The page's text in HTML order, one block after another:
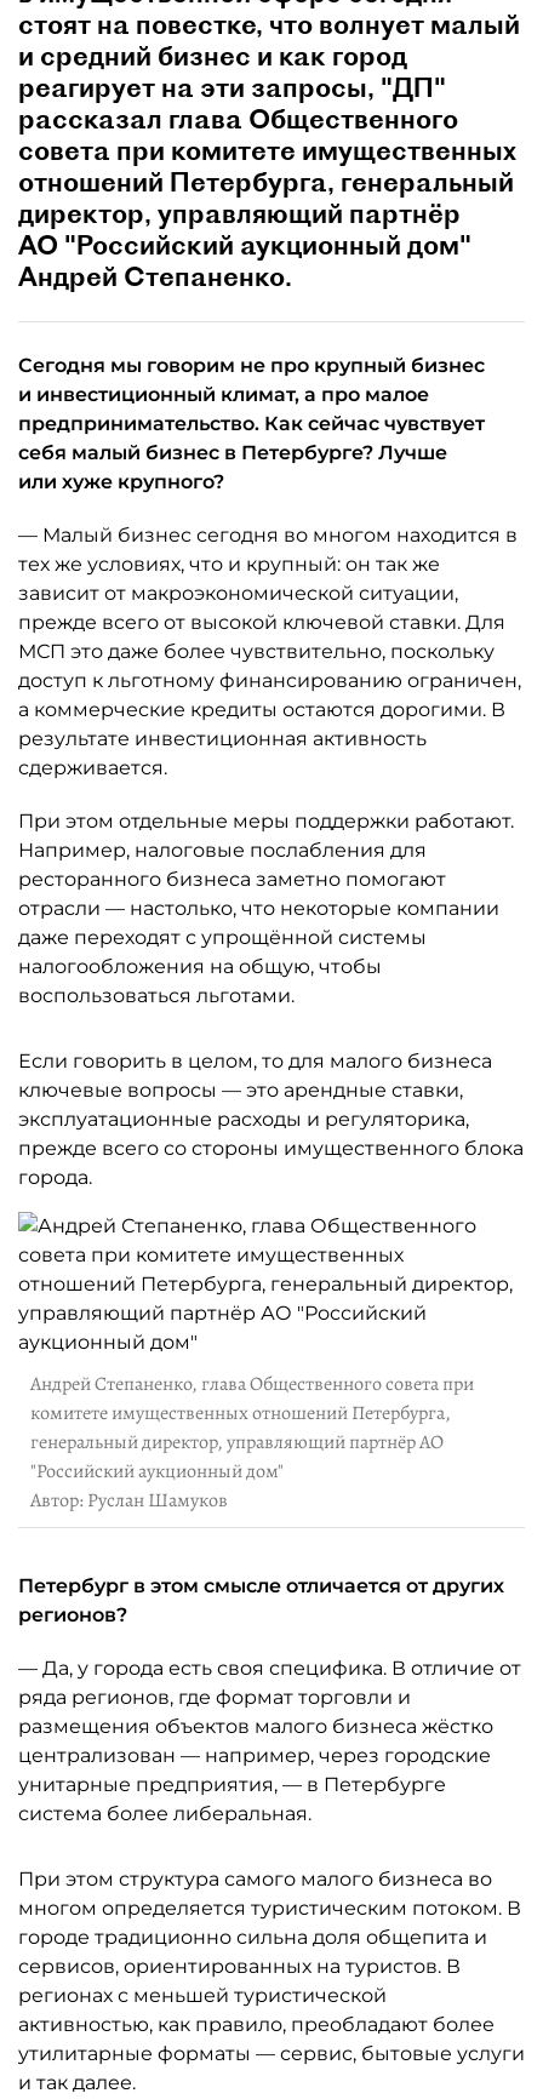
стоят на повестке, что волнует малый
и средний бизнес и как город
реагирует на эти запросы, "ДП"
рассказал глава Общественного
совета при комитете имущественных
отношений Петербурга, генеральный
директор, управляющий партнёр
АО "Российский аукционный дом"
Андрей Степаненко.
Сегодня мы говорим не про крупный бизнес
и инвестиционный климат, а про малое
предпринимательство. Как сейчас чувствует
себя малый бизнес в Петербурге? Лучше
или хуже крупного?
— Малый бизнес сегодня во многом находится в
тех же условиях, что и крупный: он так же
зависит от макроэкономической ситуации,
прежде всего от высокой ключевой ставки. Для
МСП это даже более чувствительно, поскольку
доступ к льготному финансированию ограничен,
а коммерческие кредиты остаются дорогими. В
результате инвестиционная активность
сдерживается.
При этом отдельные меры поддержки работают.
Например, налоговые послабления для
ресторанного бизнеса заметно помогают
отрасли — настолько, что некоторые компании
даже переходят с упрощённой системы
налогообложения на общую, чтобы
воспользоваться льготами.
Если говорить в целом, то для малого бизнеса
ключевые вопросы — это арендные ставки,
эксплуатационные расходы и регуляторика,
прежде всего со стороны имущественного блока
города.
Андрей Степаненко, глава Общественного совета при
комитете имущественных отношений Петербурга,
генеральный директор, управляющий партнёр АО
"Российский аукционный дом"
Автор: Руслан Шамуков
Петербург в этом смысле отличается от других
регионов?
— Да, у города есть своя специфика. В отличие от
ряда регионов, где формат торговли и
размещения объектов малого бизнеса жёстко
централизован — например, через городские
унитарные предприятия, — в Петербурге
система более либеральная.
При этом структура самого малого бизнеса во
многом определяется туристическим потоком. В
городе традиционно сильна доля общепита и
сервисов, ориентированных на туристов. В
регионах с меньшей туристической
активностью, как правило, преобладают более
утилитарные форматы — сервис, бытовые услуги
и так далее.